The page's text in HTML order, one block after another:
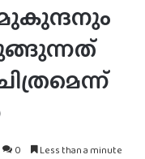
0 Less than a minute